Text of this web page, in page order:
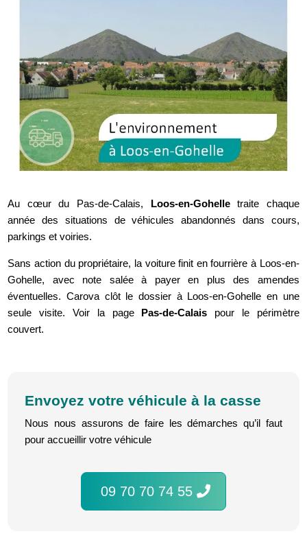
Au cœur du Pas-de-Calais, Loos-en-Gohelletraite chaque
année des situations de véhicules abandonnés dans cours,
parkings et voiries.
Sans action du propriétaire, la voiture finit en fourrière à Loos-en-
Gohelle, avec note salée à payer en plus des amendes
éventuelles. Carova clôt le dossier à Loos-en-Gohelle en une
seule visite. Voir la page Pas-de-Calais pour le périmètre
couvert.
Envoyez votre véhicule à la casse
Nous nous assurons de faire les démarches qu’il faut
pour accueillir votre véhicule
09 70 70 74 55